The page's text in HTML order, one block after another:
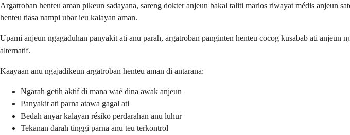
Argatroban henteu aman pikeun sadayana, sareng dokter anjeun bakal taliti marios riwayat médis anjeun
henteu tiasa nampi ubar ieu kalayan aman.
Upami anjeun ngagaduhan panyakit ati anu parah, argatroban panginten henteu cocog kusabab ati
alternatif.
Kaayaan anu ngajadikeun argatroban henteu aman di antarana:
Ngarah getih aktif di mana waé dina awak anjeun
Panyakit ati parna atawa gagal ati
Bedah anyar kalayan résiko perdarahan anu luhur
Tekanan darah tinggi parna anu teu terkontrol